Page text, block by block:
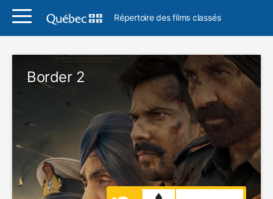
Répertoire des films classés
Border 2